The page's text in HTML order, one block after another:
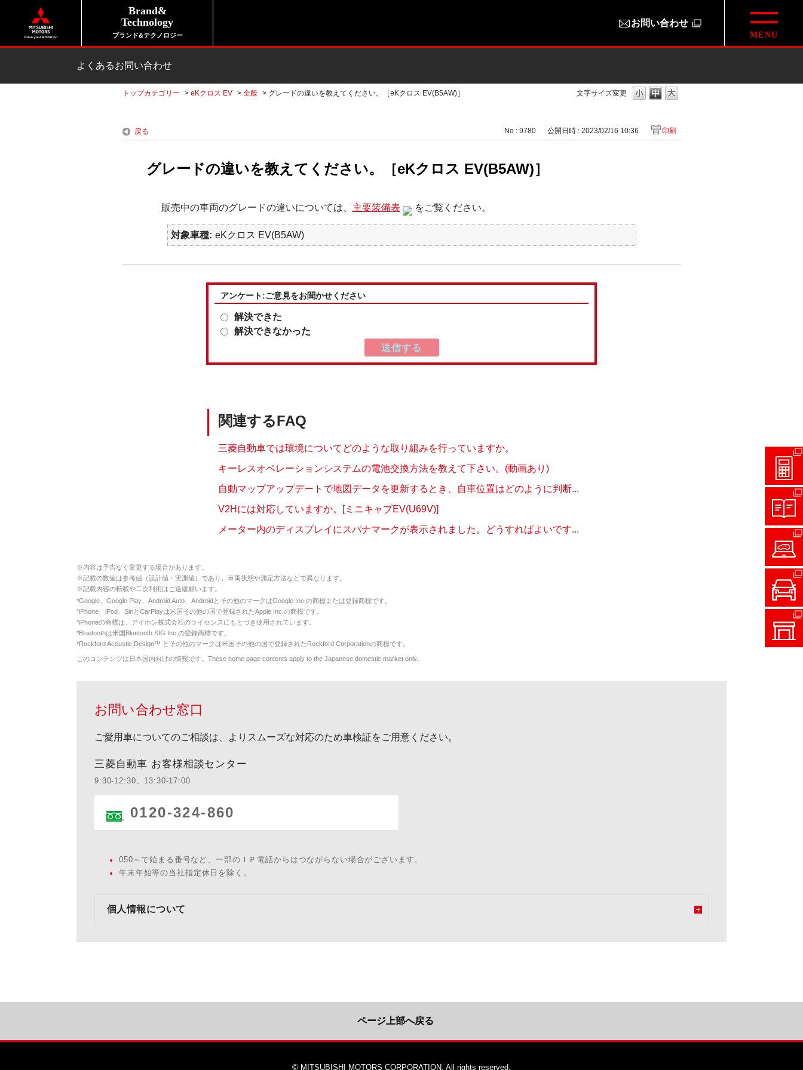
Brand&
Technology
ブランド&テクノロジー
お問い合わせ
よくあるお問い合わせ
文字サイズ変更
トップカテゴリー > eKクロス EV > 全般 > グレードの違いを教えてください。［eKクロス EV(B5AW)］
戻る No : 9780 公開日時 : 2023/02/16 10:36 印刷
グレードの違いを教えてください。［eKクロス EV(B5AW)］
販売中の車両のグレードの違いについては、 主要装備表 をご覧ください。
対象車種 eKクロス EV(B5AW)
アンケート:ご意見をお聞かせください
解決できた
解決できなかった
関連するFAQ
三菱自動車では環境についてどのような取り組みを行っていますか。
キーレスオペレーションシステムの電池交換方法を教えて下さい。(動画あり)
自動マップアップデートで地図データを更新するとき、自車位置はどのように判断...
V2Hには対応していますか。[ミニキャブEV(U69V)]
メーター内のディスプレイにスパナマークが表示されました。どうすればよいです...
※内容は予告なく変更する場合があります。
※記載の数値は参考値（設計値・実測値）であり、車両状態や測定方法などで異なります。
※記載内容の転載や二次利用はご遠慮願います。
*Google、Google Play、Android Auto、Androidとその他のマークはGoogle Inc.の商標または登録商標です。
*iPhone、iPod、SiriとCarPlayは米国その他の国で登録されたApple Inc.の商標です。
*iPhoneの商標は、アイホン株式会社のライセンスにもとづき使用されています。
*Bluetoothは米国Bluetooth SIG Inc.の登録商標です。
*Rockford Acoustic Design™ とその他のマークは米国その他の国で登録されたRockford Corporationの商標です。
このコンテンツは日本国内向けの情報です。These home page contents apply to the Japanese domestic market only.
お問い合わせ窓口
ご愛用車についてのご相談は、よりスムーズな対応のため車検証をご用意ください。
三菱自動車 お客様相談センター
9:30-12:30、13:30-17:00
0120-324-860
050～で始まる番号など、一部のＩＰ電話からはつながらない場合がございます。
年末年始等の当社指定休日を除く。
個人情報について
ページ上部へ戻る
© MITSUBISHI MOTORS CORPORATION. All rights reserved.